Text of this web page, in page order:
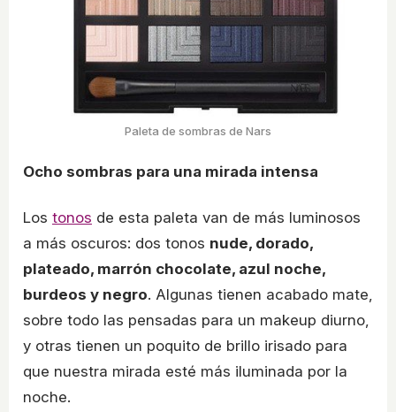
Paleta de sombras de Nars
Ocho sombras para una mirada intensa
Los tonos de esta paleta van de más luminosos
a más oscuros: dos tonos nude, dorado,
plateado, marrón chocolate, azul noche,
burdeos y negro. Algunas tienen acabado mate,
sobre todo las pensadas para un makeup diurno,
y otras tienen un poquito de brillo irisado para
que nuestra mirada esté más iluminada por la
noche.